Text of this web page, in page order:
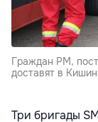
Граждан РМ,
доставят в
Три бригады